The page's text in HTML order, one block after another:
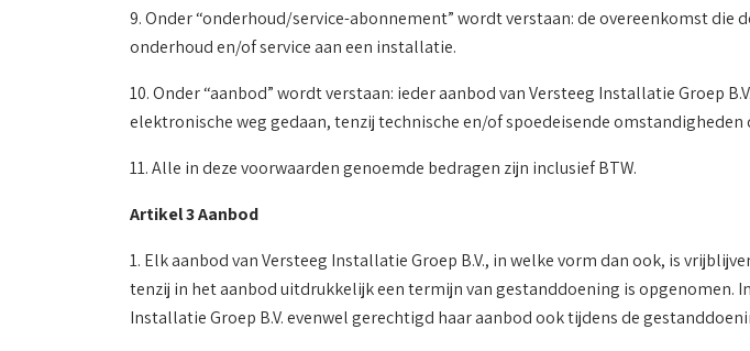
9. Onder “onderhoud/service-abonnement” wordt verstaan: de overeenkomst
onderhoud en/of service aan een installatie.
10. Onder “aanbod” wordt verstaan: ieder aanbod van Versteeg Installatie Groep
elektronische weg gedaan, tenzij technische en/of spoedeisende
11. Alle in deze voorwaarden genoemde bedragen zijn inclusief BTW.
Artikel 3 Aanbod
1. Elk aanbod van Versteeg Installatie Groep B.V., in welke vorm dan ook, is
tenzij in het aanbod uitdrukkelijk een termijn van gestanddoening is opgenomen.
Installatie Groep B.V. evenwel gerechtigd haar aanbod ook tijdens de